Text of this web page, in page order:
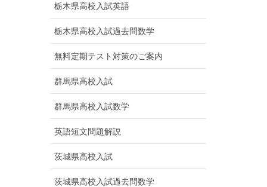
栃木県高校入試英語
栃木県高校入試過去問数学
無料定期テスト対策のご案内
群馬県高校入試
群馬県高校入試数学
英語短文問題解説
茨城県高校入試
茨城県高校入試過去問数学